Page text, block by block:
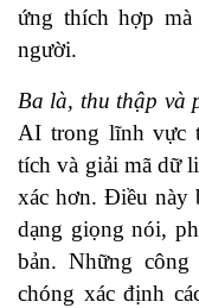
ứng thích hợp mà
người.
Ba là, thu thập và
AI trong lĩnh vực
tích và giải mã dữ
xác hơn. Điều này
dạng giọng nói,
bản. Những
chóng xác định